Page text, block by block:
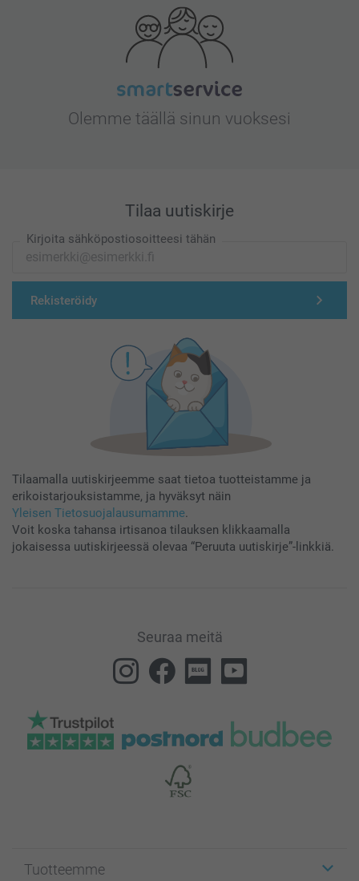
Olemme täällä sinun vuoksesi
Tilaa uutiskirje
Kirjoita sähköpostiosoitteesi tähän
Rekisteröidy
Tilaamalla uutiskirjeemme saat tietoa tuotteistamme ja
erikoistarjouksistamme, ja hyväksyt näin
Yleisen Tietosuojalausumamme.
Voit koska tahansa irtisanoa tilauksen klikkaamalla
jokaisessa uutiskirjeessä olevaa “Peruuta uutiskirje”-linkkiä.
Seuraa meitä
Tuotteemme